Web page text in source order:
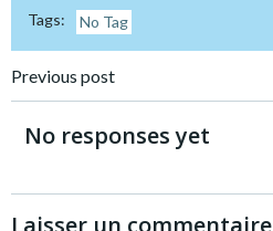
Tags: No Tag
Post
navigation
Previous post
No responses yet
Laisser un commentaire